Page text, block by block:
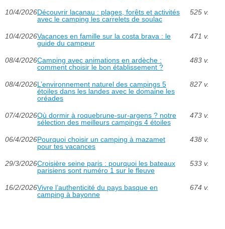
10/4/2026Découvrir lacanau : plages, forêts et activités
avec le camping les carrelets de soulac
525 v.
10/4/2026Vacances en famille sur la costa brava : le
guide du campeur
471 v.
08/4/2026Camping avec animations en ardèche :
comment choisir le bon établissement ?
483 v.
08/4/2026L’environnement naturel des campings 5
étoiles dans les landes avec le domaine les
oréades
827 v.
07/4/2026Où dormir à roquebrune-sur-argens ? notre
sélection des meilleurs campings 4 étoiles
473 v.
06/4/2026Pourquoi choisir un camping à mazamet
pour tes vacances
438 v.
29/3/2026Croisière seine paris : pourquoi les bateaux
parisiens sont numéro 1 sur le fleuve
533 v.
16/2/2026Vivre l’authenticité du pays basque en
camping à bayonne
674 v.